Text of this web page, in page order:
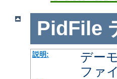
PidFile
説明:
デー
ファ